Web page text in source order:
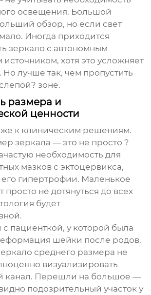
освещения. Большой
обзор, но если свет
Иногда приходится
зеркало с автономным
хотя это усложняет
лучше так, чем пропустить
зоне.
размера и
ценности
к клиническим решениям.
зеркала — это не просто ?
необходимость для
мазков с эктоцервикса,
гипертрофии. Маленькое
просто не дотянуться до всех
будет
пациенткой, у которой была
шейки после родов.
среднего размера не
визуализировать
канал. Перешли на большое —
подозрительный участок у